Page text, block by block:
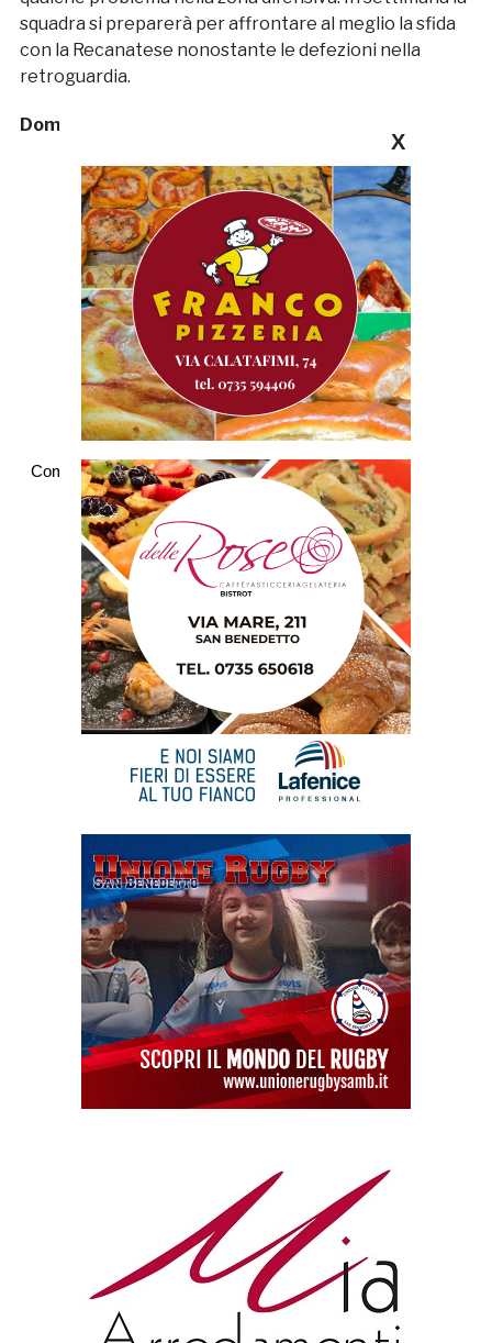
squadra si preparerà per affrontare al meglio la sfida
con la Recanatese nonostante le defezioni nella
retroguardia.
Domenico Del Zompo
Commenti
X